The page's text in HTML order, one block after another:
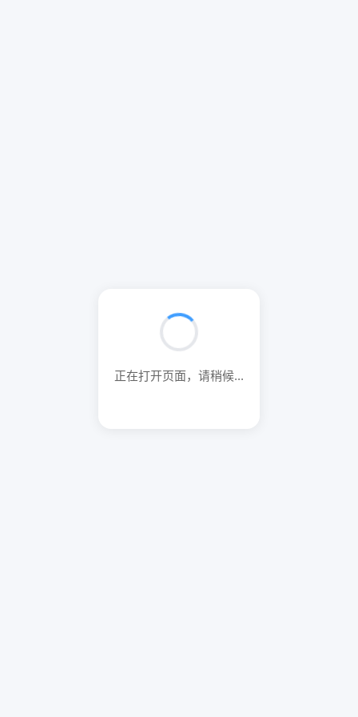
正在打开页面，请稍候...